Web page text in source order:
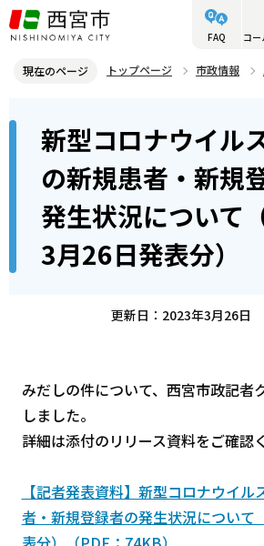
こ
の
ジ
FAQ コー
現在のページ トップページ 市政情報
新型コロナウイルス感染症の新規患者・新規登
て（2023年3月26日発表分）
新型コロナウイル
の新規患者・新規
発生状況について
3月26日発表分）
更新日：2023年3月26日
みだしの件について、西宮市政記者
しました。
詳細は添付のリリース資料をご確認
【記者発表資料】新型コロナウイル
者・新規登録者の発生状況について